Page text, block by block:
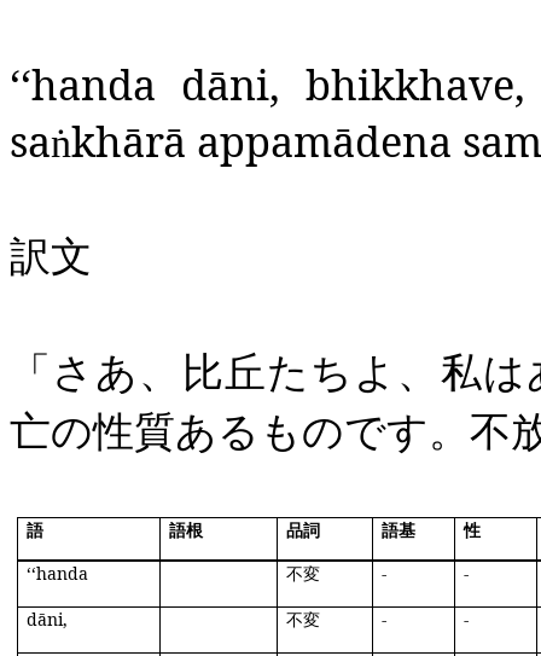
‘‘handa dāni,bhikkhave
saṅkhārā appamādena
訳文
「さあ、比丘たちよ、私
亡の性質あるものです。不
語 語根 品詞 語基
性
‘‘handa 不変 ‐
‐
dāni, 不変 ‐
‐